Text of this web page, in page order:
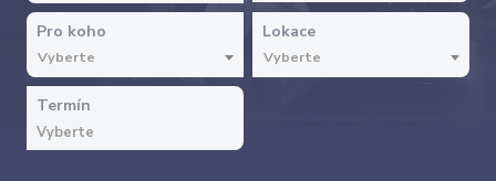
Pro koho
Vyberte
Lokace
Vyberte
Termín